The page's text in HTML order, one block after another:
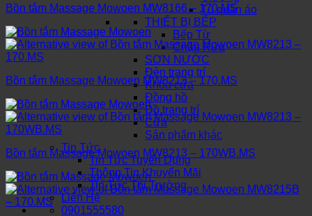
Tủ quần áo
THIẾT BỊ BẾP
Bếp Từ
Chậu Rửa
SƠN NƯỚC
Đèn trang trí
Khóa cửa
Đồng hồ
Đồ trang trí
Cửa
Sản phẩm khác
Tin Tức
Tin Tức Tuyển Dụng
Thông Tin Khuyến Mãi
Tin Tức Thị Trường
Liên Hệ
0901555580
Bồn tắm Massage Mowoen MW8166 – 170.MS
Bồn tắm Massage Mowoen MW8213 – 170.MS
Bồn tắm Massage Mowoen MW8213 – 170WB.MS